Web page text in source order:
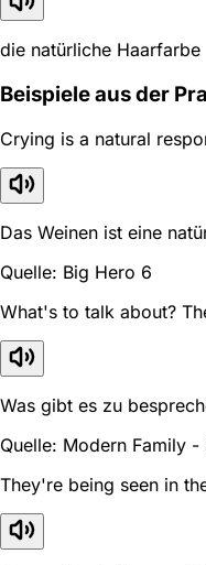
die natürliche Haarfarbe
Beispiele aus der
Crying is a natural
Das Weinen ist eine
Quelle: Big Hero 6
What's to talk about?
Was gibt es zu
Quelle: Modern Family -
They're being seen in